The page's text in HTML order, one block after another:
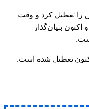
را تعطیل کرد و وقت
بنیان‌گذار
تعطیل شده است.